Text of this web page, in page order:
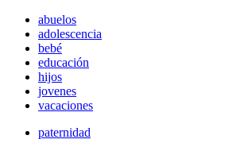
abuelos
adolescencia
bebé
educación
hijos
jovenes
vacaciones
paternidad